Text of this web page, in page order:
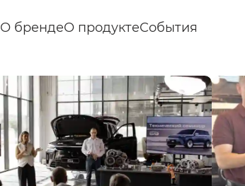
О брендеО продуктеСобытия